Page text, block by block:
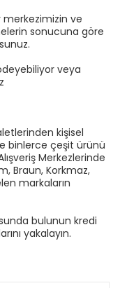
merkezimizin ve
sonucuna göre
veya
kişisel
binlerce çeşit ürünü
Merkezlerinde
Braun, Korkmaz,
markaların
bulunun kredi
yakalayın.